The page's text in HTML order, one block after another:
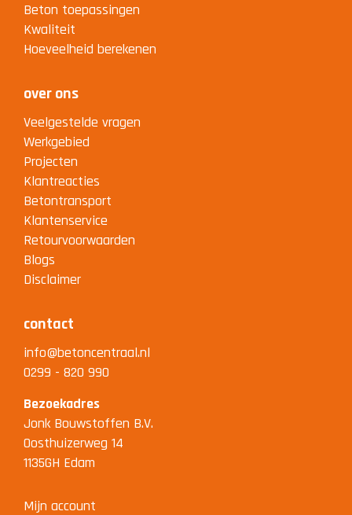
Beton toepassingen
Kwaliteit
Hoeveelheid berekenen
over ons
Veelgestelde vragen
Werkgebied
Projecten
Klantreacties
Betontransport
Klantenservice
Retourvoorwaarden
Blogs
Disclaimer
contact
info@betoncentraal.nl
0299 - 820 990
Bezoekadres
Jonk Bouwstoffen B.V.
Oosthuizerweg 14
1135GH Edam
Mijn account